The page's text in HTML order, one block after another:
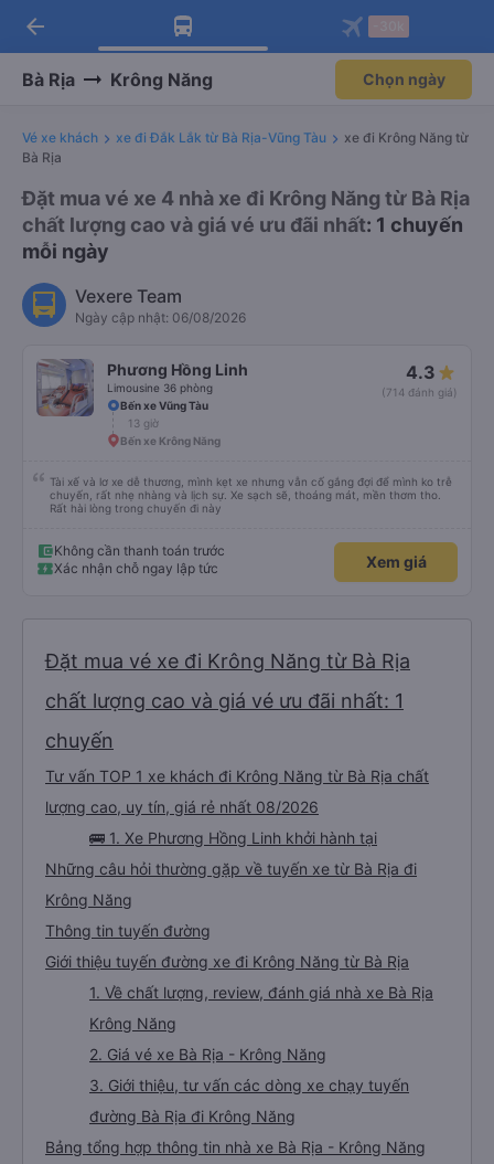
Tải app Vexere ngay!
Nhận ưu đãi thành viên độc
Mở app
Tải app Vexere
-30k/ghế khi đặt vé máy bay qua
Mở app
arrow_back
Bà Rịa Krông Năng Chọn ngày
Vé xe khách xe đi Đắk Lắk từ Bà Rịa-Vũng Tàu
xe đi Krông Năng từ
Bà Rịa
Đặt mua vé xe 4 nhà xe đi Krông Năng từ Bà Rịa
chất lượng cao và giá vé ưu đãi nhất: 1 chuyến
mỗi ngày
Vexere Team
Ngày cập nhật: 06/08/2026
Phương Hồng Linh
Limousine 36 phòng
4.3
(714 đánh giá)
Bến xe Vũng Tàu
13 giờ
Bến xe Krông Năng
Tài xế và lơ xe dễ thương, mình kẹt xe nhưng vẫn cố gắng đợi để mình ko trễ
chuyến, rất nhẹ nhàng và lịch sự. Xe sạch sẽ, thoáng mát, mền thơm tho.
Rất hài lòng trong chuyến đi này
Không cần thanh toán trước
Xác nhận chỗ ngay lập tức
Xem giá
Đặt mua vé xe đi Krông Năng từ Bà Rịa
chất lượng cao và giá vé ưu đãi nhất: 1
chuyến
Tư vấn TOP 1 xe khách đi Krông Năng từ Bà Rịa chất
lượng cao, uy tín, giá rẻ nhất 08/2026
🚌 1. Xe Phương Hồng Linh khởi hành tại
Những câu hỏi thường gặp về tuyến xe từ Bà Rịa đi
Krông Năng
Thông tin tuyến đường
Giới thiệu tuyến đường xe đi Krông Năng từ Bà Rịa
1. Về chất lượng, review, đánh giá nhà xe Bà Rịa
Krông Năng
2. Giá vé xe Bà Rịa - Krông Năng
3. Giới thiệu, tư vấn các dòng xe chạy tuyến
đường Bà Rịa đi Krông Năng
Bảng tổng hợp thông tin nhà xe Bà Rịa - Krông Năng